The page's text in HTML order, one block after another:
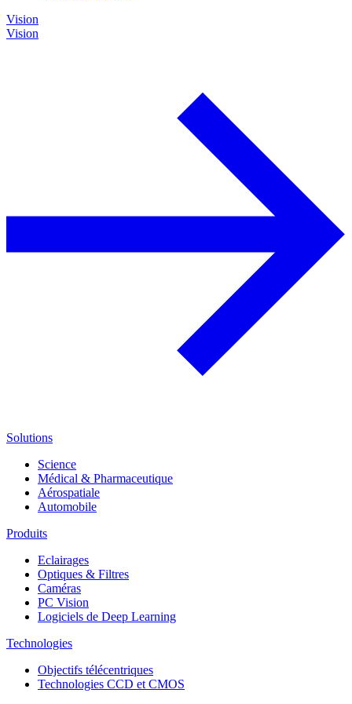
Vision
Vision
Solutions
Science
Médical & Pharmaceutique
Aérospatiale
Automobile
Produits
Eclairages
Optiques & Filtres
Caméras
PC Vision
Logiciels de Deep Learning
Technologies
Objectifs télécentriques
Technologies CCD et CMOS